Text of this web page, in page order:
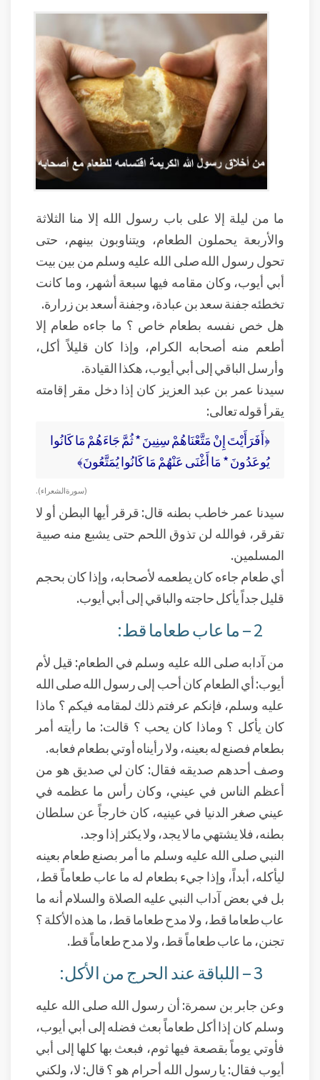
ما من ليلة إلا على باب رسول الله إلا منا الثلاثة
والأربعة يحملون الطعام، ويتناوبون بينهم، حتى
تحول رسول الله صلى الله عليه وسلم من بين بيت
أبي أيوب، وكان مقامه فيها سبعة أشهر، وما كانت
تخطئه جفنة سعد بن عبادة، وجفنة أسعد بن زرارة.
هل خص نفسه بطعام خاص ؟ ما جاءه طعام إلا
أطعم منه أصحابه الكرام، وإذا كان قليلاً أكل،
وأرسل الباقي إلى أبي أيوب، هكذا القيادة.
سيدنا عمر بن عبد العزيز كان إذا دخل مقر إقامته
يقرأ قوله تعالى:
﴿أَفَرَأَيْتَ إِنْ مَتَّعْنَاهُمْ سِنِينَ * ثُمَّ جَاءَهُمْ مَا كَانُوا
يُوعَدُونَ * مَا أَغْنَى عَنْهُمْ مَا كَانُوا يُمَتَّعُونَ﴾
( سورة الشعراء ).
سيدنا عمر خاطب بطنه قال: قرقر أيها البطن أو لا
تقرقر، فوالله لن تذوق اللحم حتى يشبع منه صبية
المسلمين.
أي طعام جاءه كان يطعمه لأصحابه، وإذا كان بحجم
قليل جداً يأكل حاجته والباقي إلى أبي أيوب.
2 – ما عاب طعاما قط:
من آدابه صلى الله عليه وسلم في الطعام: قيل لأم
أيوب: أي الطعام كان أحب إلى رسول الله صلى الله
عليه وسلم، فإنكم عرفتم ذلك لمقامه فيكم ؟ ماذا
كان يأكل ؟ وماذا كان يحب ؟ قالت: ما رأيته أمر
بطعام فصنع له بعينه، ولا رأيناه أوتي بطعام فعابه.
وصف أحدهم صديقه فقال: كان لي صديق هو من
أعظم الناس في عيني، وكان رأس ما عظمه في
عيني صغر الدنيا في عينيه، كان خارجاً عن سلطان
بطنه، فلا يشتهي ما لا يجد، ولا يكثر إذا وجد.
النبي صلى الله عليه وسلم ما أمر بصنع طعام بعينه
ليأكله، أبداً، وإذا جيء بطعام له ما عاب طعاماً قط،
بل في بعض آداب النبي عليه الصلاة والسلام أنه ما
عاب طعاما قط، ولا مدح طعاما قط، ما هذه الأكلة ؟
تجنن، ما عاب طعاماً قط، ولا مدح طعاماً قط.
3 – اللباقة عند الحرج من الأكل:
وعن جابر بن سمرة: أن رسول الله صلى الله عليه
وسلم كان إذا أكل طعاماً بعث فضله إلى أبي أيوب،
فأوتي يوماً بقصعة فيها ثوم، فبعث بها كلها إلى أبي
أيوب فقال: يا رسول الله أحرام هو ؟ قال: لا، ولكني